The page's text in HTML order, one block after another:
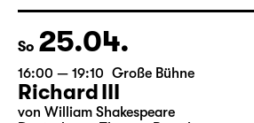
18:45 + 19:00 Einführung im
Karten
So 25.04.